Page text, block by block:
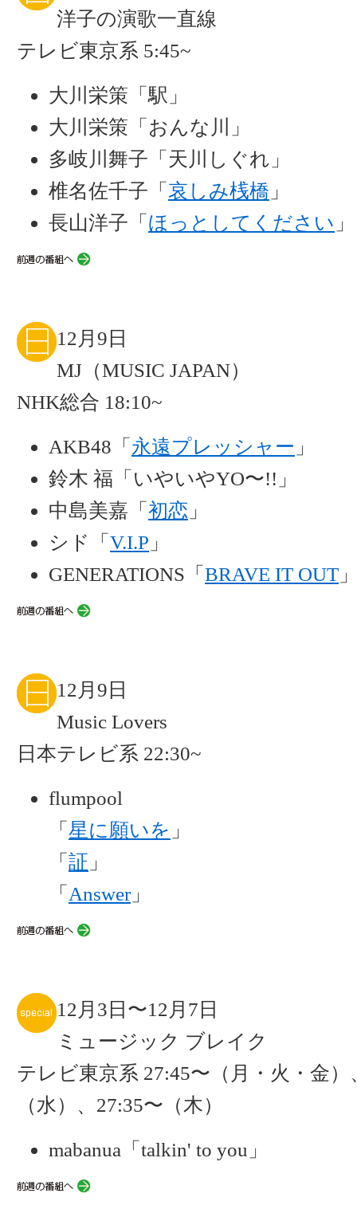
洋子の演歌一直線
テレビ東京系 5:45~
大川栄策「駅」
大川栄策「おんな川」
多岐川舞子「天川しぐれ」
椎名佐千子「 哀しみ桟橋 」
長山洋子「 ほっとしてください 」
12月9日
MJ（MUSIC JAPAN）
NHK総合 18:10~
AKB48「 永遠プレッシャー 」
鈴木 福「いやいやYO〜!!」
中島美嘉「 初恋 」
シド「 V.I.P 」
GENERATIONS「 BRAVE IT OUT
12月9日
Music Lovers
日本テレビ系 22:30~
flumpool
「 星に願いを 」
「 証 」
「 Answer」
12月3日〜12月7日
ミュージック ブレイク
テレビ東京系 27:45〜（月・火・金）
（水）、27:35〜（木）
mabanua「talkin' to you」